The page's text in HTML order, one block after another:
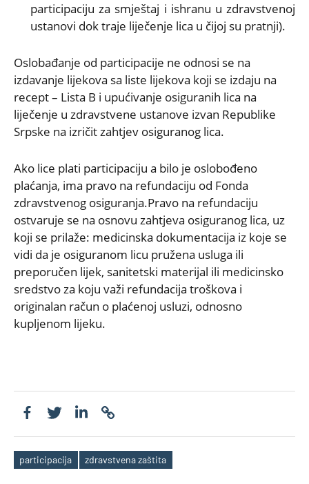
participaciju za smještaj i ishranu u zdravstvenoj
ustanovi dok traje liječenje lica u čijoj su pratnji).
Oslobađanje od participacije ne odnosi se na
izdavanje lijekova sa liste lijekova koji se izdaju na
recept – Lista B i upućivanje osiguranih lica na
liječenje u zdravstvene ustanove izvan Republike
Srpske na izričit zahtjev osiguranog lica.
Ako lice plati participaciju a bilo je oslobođeno
plaćanja, ima pravo na refundaciju od Fonda
zdravstvenog osiguranja.Pravo na refundaciju
ostvaruje se na osnovu zahtjeva osiguranog lica, uz
koji se prilaže: medicinska dokumentacija iz koje se
vidi da je osiguranom licu pružena usluga ili
preporučen lijek, sanitetski materijal ili medicinsko
sredstvo za koju važi refundacija troškova i
originalan račun o plaćenoj usluzi, odnosno
kupljenom lijeku.
Tags
participacija zdravstvena zaštita